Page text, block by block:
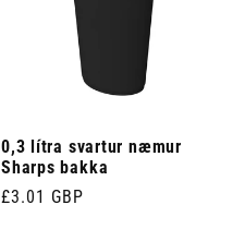
0,3 lítra svartur næmur
Sharps bakka
Venjulegt
£3.01 GBP